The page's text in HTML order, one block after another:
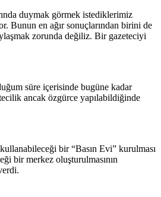
duymak görmek istediklerimiz
Bunun en ağır sonuçlarından birini de
zorunda değiliz. Bir gazeteciyi
süre içerisinde bugüne kadar
ancak özgürce yapılabildiğinde
bir “Basın Evi” kurulması
bir merkez oluşturulmasının